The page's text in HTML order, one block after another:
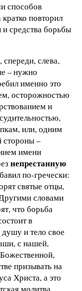
способов
повторил
средства борьбы
слева,
– нужно
именно это
осторожностью
и
или, одним
стороны –
имени
непрестанную
по-гречески:
святые отцы,
словами
что борьба
в
и тело свое
с нашей,
призывать на
Христа, а это